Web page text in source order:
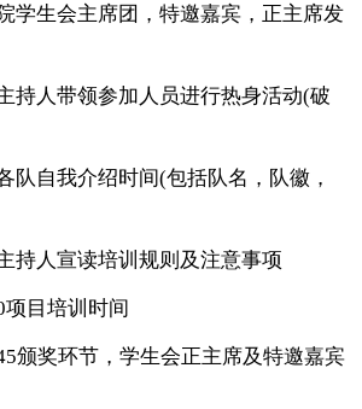
生会主席团，特邀嘉宾，正主席发
人带领参加人员进行热身活动(破
自我介绍时间(包括队名，队徽，
人宣读培训规则及注意事项
目培训时间
奖环节，学生会正主席及特邀嘉宾